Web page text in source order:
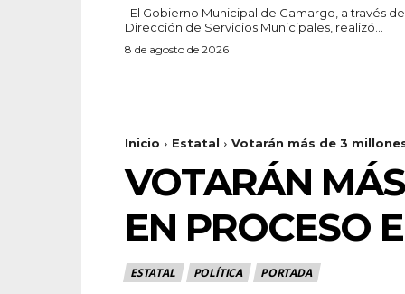
Dirección de Servicios Municipales, realizó...
8 de agosto de 2026